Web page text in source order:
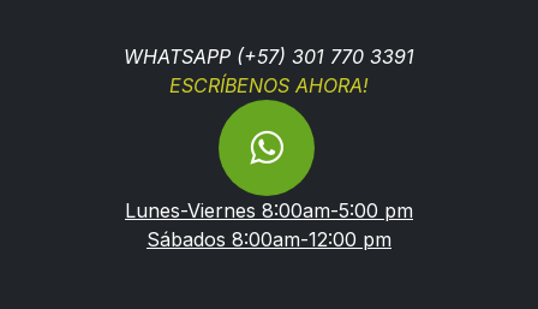
WHATSAPP (+57) 301 770 3391
ESCRÍBENOS AHORA!
Lunes-Viernes 8:00am-5:00 pm
Sábados 8:00am-12:00 pm